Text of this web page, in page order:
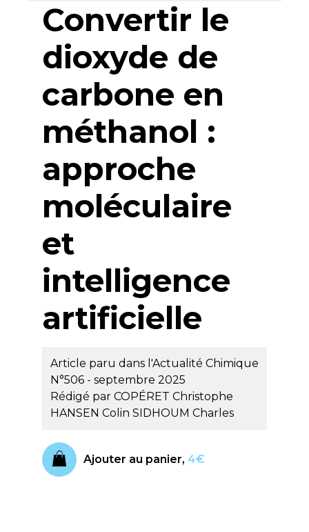
Convertir le
dioxyde de
carbone en
méthanol :
approche
moléculaire
et
intelligence
artificielle
Article paru dans l'Actualité Chimique
N°506 - septembre 2025
Rédigé par COPÉRET Christophe
HANSEN Colin SIDHOUM Charles
Ajouter au panier, 4€